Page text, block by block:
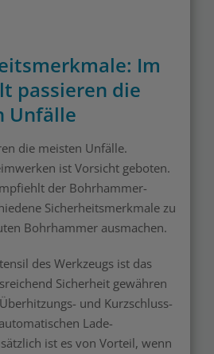
Im
passieren die
Unfälle
die meisten Unfälle.
ist Vorsicht geboten.
der Bohrhammer-
Sicherheitsmerkmale zu
Bohrhammer ausmachen.
des Werkzeugs ist das
Sicherheit gewähren
und Kurzschluss-
Lade-
ist es von Vorteil, wenn